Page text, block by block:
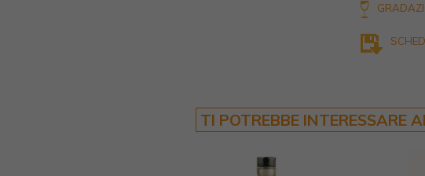
TI POTREBBE INTERESSARE